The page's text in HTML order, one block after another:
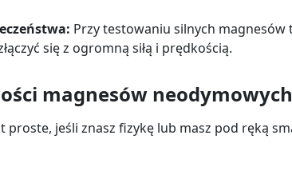
Przy testowaniu silnych
się z ogromną siłą i prędkością.
magnesów
proste, jeśli znasz fizykę lub masz pod ręką